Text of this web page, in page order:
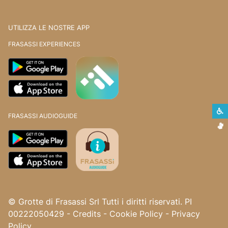
UTILIZZA LE NOSTRE APP
FRASASSI EXPERIENCES
FRASASSI AUDIOGUIDE
© Grotte di Frasassi Srl Tutti i diritti riservati. PI
00222050429 - Credits - Cookie Policy - Privacy
Policy